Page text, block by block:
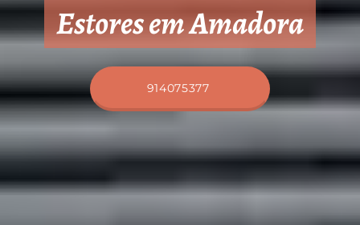
Estores em Amadora
914075377